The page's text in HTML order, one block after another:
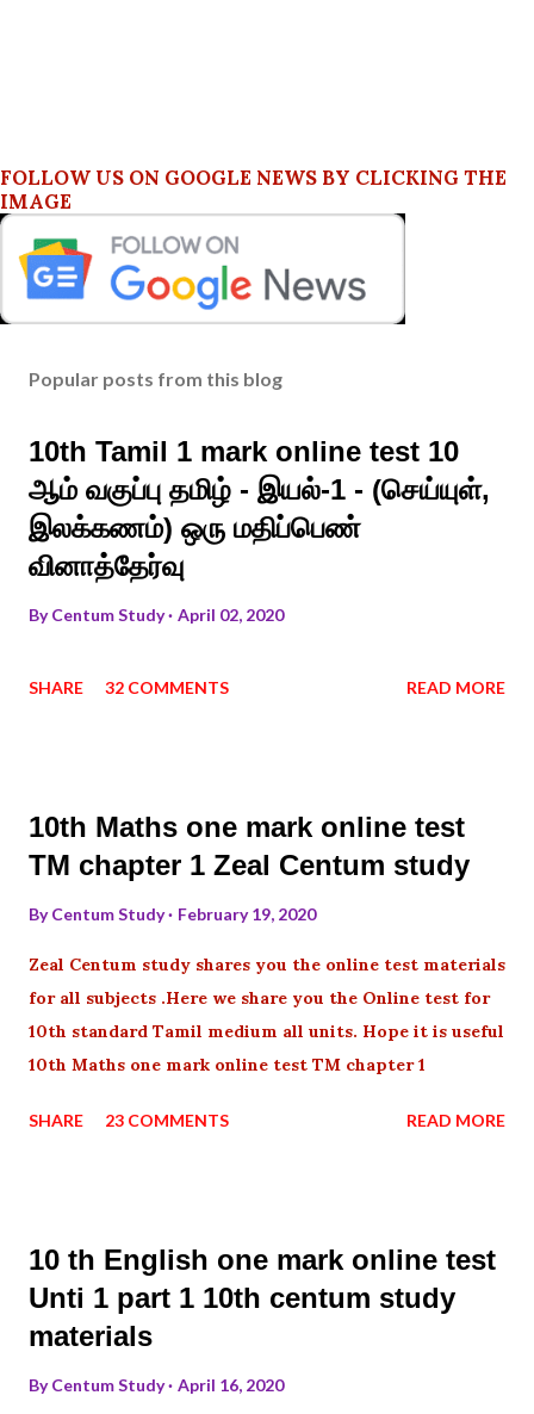
FOLLOW US ON GOOGLE NEWS BY CLICKING THE
IMAGE
Popular posts from this blog
10th Tamil 1 mark online test 10
ஆம் வகுப்பு தமிழ் - இயல்-1 - (செய்யுள்,
இலக்கணம்) ஒரு மதிப்பெண்
வினாத்தேர்வு
ByCentum Study April 02, 2020
SHARE 32 COMMENTS READ MORE
10th Maths one mark online test
TM chapter 1 Zeal Centum study
ByCentum Study February 19, 2020
Zeal Centum study shares you the online test materials
for all subjects .Here we share you the Online test for
10th standard Tamil medium all units. Hope it is useful
10th Maths one mark online test TM chapter 1
SHARE 23 COMMENTS READ MORE
10 th English one mark online test
Unti 1 part 1 10th centum study
materials
ByCentum Study April 16, 2020